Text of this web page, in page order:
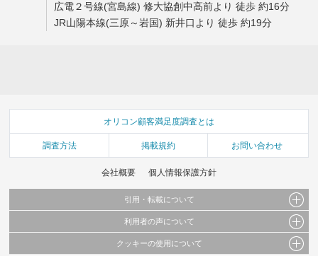
広電２号線(宮島線) 修大協創中高前より 徒歩 約16分
JR山陽本線(三原～岩国) 新井口より 徒歩 約19分
オリコン顧客満足度調査とは
調査方法 掲載規約 お問い合わせ
会社概要 個人情報保護方針
引用・転載について
当サイトで公開されている情報（文字、写真、イラスト、画像データ等）及びこれらの配
これらの情報を権利者の許可なく無断転載・複製などの二次利用を行うことは固く禁じて
利用者の声について
当サイトに掲載している内容はすべてサービスの利用者が提出された見解・感想です。
クッキーの使用について